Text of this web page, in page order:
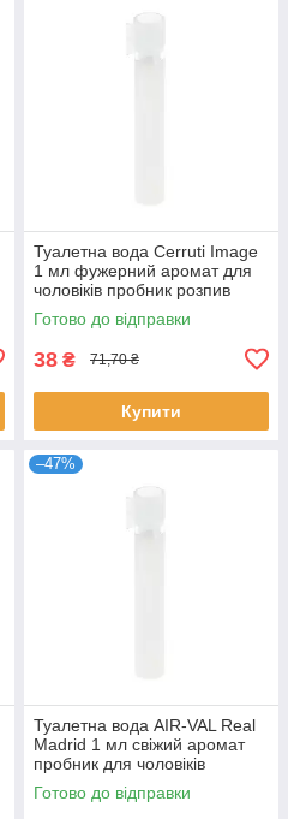
Туалетна вода Cerruti Image
1 мл фужерний аромат для
чоловіків пробник розпив
оригінальний парфум
Черруті
Готово до відправки
38 ₴ 71,70 ₴
Купити
–47%
Туалетна вода AIR-VAL Real
Madrid 1 мл свіжий аромат
пробник для чоловіків
парфуми Реал Мадрид
розпив
Готово до відправки